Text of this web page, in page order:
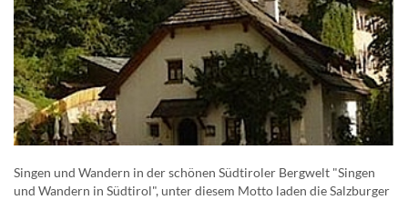
Singen und Wandern in der schönen Südtiroler Bergwelt "Singen
und Wandern in Südtirol", unter diesem Motto laden die Salzburger